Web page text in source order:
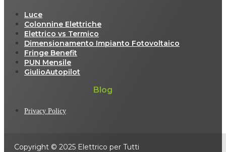
Luce
Colonnine Elettriche
Elettrico vs Termico
Dimensionamento Impianto Fotovoltaico
Fringe Benefit
PUN Mensile
GiulioAutopilot
Blog
Privacy Policy
Copyright © 2025 Elettrico per Tutti